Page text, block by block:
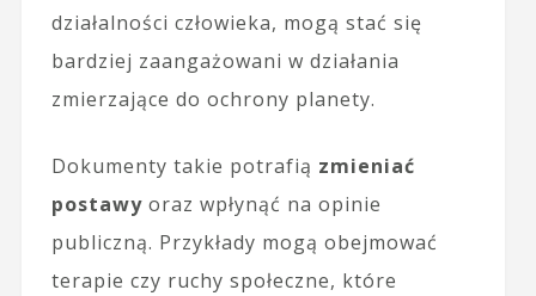
działalności człowieka, mogą stać się
bardziej zaangażowani w działania
zmierzające do ochrony planety.
Dokumenty takie potrafią zmieniać
postawyoraz wpłynąć na opinie
publiczną. Przykłady mogą obejmować
terapie czy ruchy społeczne, które